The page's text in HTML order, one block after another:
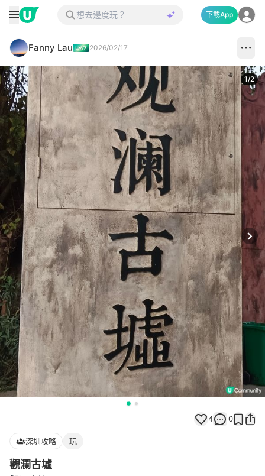
下載App
Fanny Lau 2026/02/17
1/2
4 0
深圳攻略 玩
觀瀾古墟